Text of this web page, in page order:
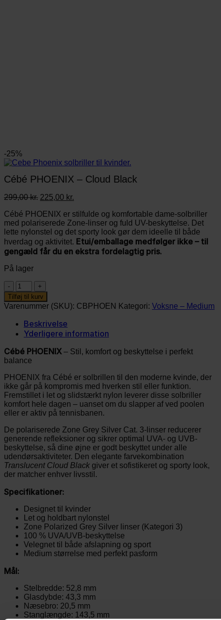
-25%
Cébé PHOENIX – Cloud Black
299,00kr. Den
pris
var:
299,00 kr..
225,00 kr.
pris
er:
225,00 kr..
Cébé PHOENIX er stilfulde og komfortable dame-solbriller
med polariserede Zone-linser og fuld UV-beskyttelse. Det
lette nylonstel og det sporty look gør dem ideelle til både
hverdag og aktivitet. Etui/emballage medfølger ikke – til
gengæld får du en ekstra fordelagtig pris.
På lager
Cébé
PHOENIX
-
Cloud
Black
antal
Tilføj til kurv
Varenummer (SKU): CBPHOEN Kategori: Voksne – Medium
Beskrivelse
Yderligere information
Cébé PHOENIX – Stil, komfort og beskyttelse i perfekt
balance
PHOENIX fra Cébé er solbrillen til den moderne kvinde, der
ikke går på kompromis med hverken stil eller funktion.
Fremstillet i let og slidstærkt nylon leverer disse solbriller
komfort hele dagen – uanset om du slapper af ved poolen
eller er aktiv på tennisbanen.
De polariserede Zone Grey Silver Cat. 3-linser reducerer
generende refleksioner og sikrer optimal UVA- og UVB-
beskyttelse, så dine øjne er godt beskyttet under alle
udendørsaktiviteter. Den elegante farvekombination
Translucent Cloud Black giver et sofistikeret og sporty look,
der matcher enhver livsstil.
Specifikationer:
Designet til kvinder
Let og holdbart nylonstel
Zone Polarized Grey Silver linser (Kategori 3)
100 % UVA/UVB-beskyttelse
Velegnet til både afslapning og sport
Medium størrelse med perfekt pasform
Mål:
Stelbredde: 52,8 mm
Glasdybde: 43,3 mm
Næsebro: 20,5 mm
Stanglængde: 143,5 mm